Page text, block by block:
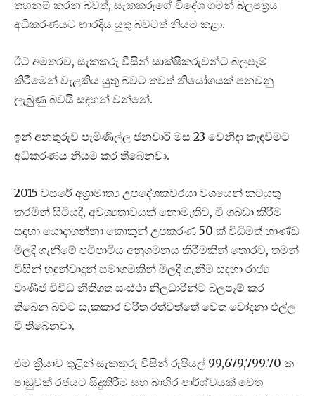
තහනම් කරන බවත්, සැකකරුගේ විදේශ ගමන් බලපත්‍රය
අධිකරණයට භාරදිය යුතු බවටත් නියම කළා.
ඊට අමතරව, සැකකරු විසින් සාක්ෂිකරුවන්ට බලපෑම්
කිරීමෙන් වැළකිය යුතු බවට තවත් නියෝගයක් පනවනු
ලැබුුණු බවයි සඳහන් වන්නේ.
ඉන් අනතුරුව පැමිණිල්ල ජනවාරි මස 23 වෙනිදා කැඳවීමට
අධිකරණය නියම කර තිබෙනවා.
2015 වසරේ අග්‍රාමාත්‍ය උපදේශකවරයා වශයෙන් කටයුතු
කරමින් සිටියදී, අවශ්‍යතාවයක් නොමැතිව, වී ගබඩා කිරීම
සඳහා යොදාගන්නා කොකුන් උපකරණ 50 ක් විධිමත් භාණ්ඩ
මිලදී ගැනීමේ පටිපාටිය අනුගමනය කිරීමකින් තොරව, තමන්
විසින් හඳුන්වාදුන් සමාගමකින් මිලදී ගැනීම සඳහා රාජ්‍ය
වාණිජ විවිධ නීතිගත සංස්ථා නිලධාරීන්ට බලපෑම් කර
තිබෙන බවට සැකකාර චරිත රත්වත්තේ වෙත චෝදනා එල්ල
වී තිබෙනවා.
එම ක්‍රියාව තුළින් සැකකරු විසින් රුපියල් 99,679,799.70 ක
පාඩුවක් රජයට සිදුකිරීම සහ බාහිර පාර්ශ්වයක් වෙත